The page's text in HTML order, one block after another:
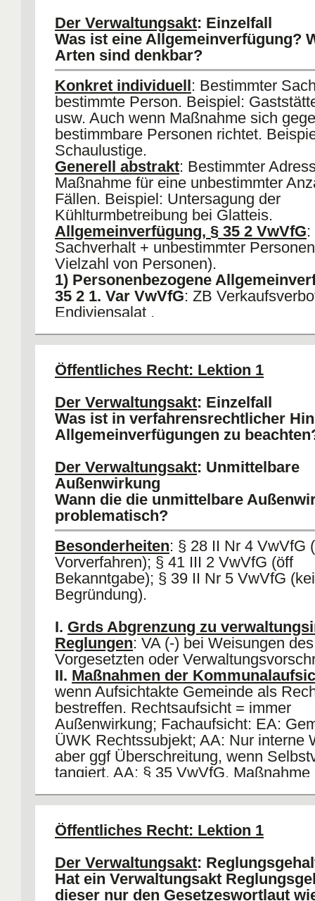
Der Verwaltungsakt: Einzelfall
Was ist eine Allgemeinverfügung?
Arten sind denkbar?
Konkret individuell: Bestimmter
bestimmte Person. Beispiel:
usw. Auch wenn Maßnahme sich
bestimmbare Personen richtet.
Schaulustige.
Generell abstrakt: Bestimmter
Maßnahme für eine unbestimmter
Fällen. Beispiel: Untersagung der
Kühlturmbetreibung bei Glatteis.
Allgemeinverfügung, § 35 2 VwVfG
Sachverhalt + unbestimmter
Vielzahl von Personen).
1) Personenbezogene
35 2 1. Var VwVfG: ZB
Endiviensalat .
2. Var VwVfG: ZB Widmung einer
3) Benutzerbezogene
35 2 3. Var VwVfG:
Problem
: Verkehrsschilder: Da eine
Fällen geregelt wird, könnte diese
sein. HM: Ge- und Verbot enthaltende
Allgemeinverfügung (trifft alle
Öffentliches Recht: Lektion 1
Der Verwaltungsakt: Einzelfall
Was ist in verfahrensrechtlicher
Allgemeinverfügungen zu
Der Verwaltungsakt: Unmittelbare
Außenwirkung
Wann die die unmittelbare
problematisch?
Besonderheiten: § 28 II Nr 4 VwVfG
Vorverfahren); § 41 III 2 VwVfG (öff
Bekanntgabe); § 39 II Nr 5 VwVfG
Begründung).
I. Grds Abgrenzung zu
Reglungen: VA (-) bei Weisungen des
Vorgesetzten oder
II. Maßnahmen der
wenn Aufsichtakte Gemeinde als
bestreffen. Rechtsaufsicht = immer
Außenwirkung; Fachaufsicht: EA:
ÜWK Rechtssubjekt; AA: Nur interne
aber ggf Überschreitung, wenn
tangiert. AA: § 35 VwVfG. Maßnahme
nie, damit VA (-). Ausnahme: Eingriff
Selbstverwaltung.
III.Sonderstatusverhältnisse: a)
bei
Grundverhältnis , VA (-) bei
b) Heute: VA (+) bei Engirff in
VA (-) bei Behördenfunktion.
Öffentliches Recht: Lektion 1
Der Verwaltungsakt:
Hat ein Verwaltungsakt
dieser nur den Gesetzeswortlaut